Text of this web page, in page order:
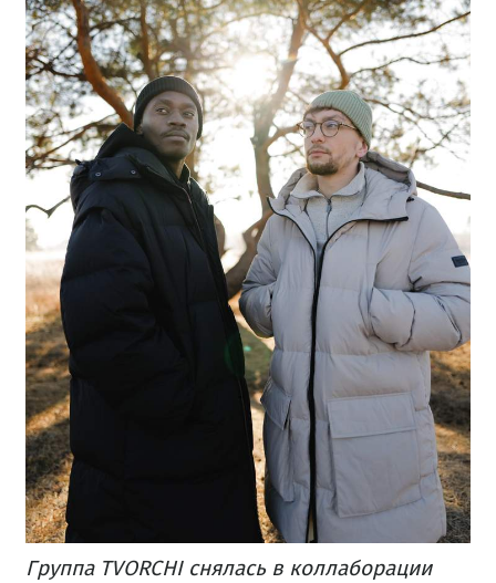
Группа TVORCHI снялась в коллаборации